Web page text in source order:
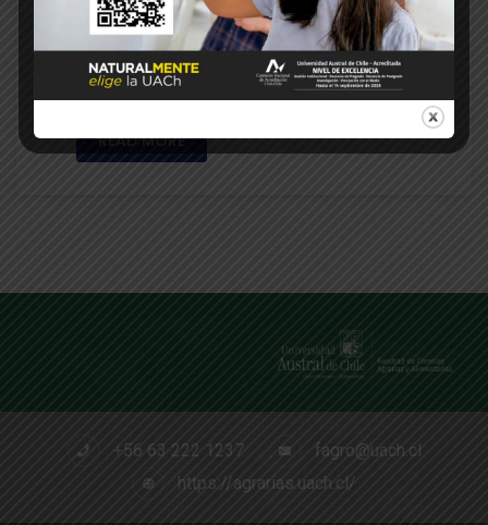
Compounds” recientemente publicado por
ediciones Elsevier. El texto, editado por el
Dr. José Ricardo Pérez-Correa, la Dra.
Raquel Mateos y la …
READ MORE
+56 63 222 1237
fagro@uach.cl
https://agrarias.uach.cl/